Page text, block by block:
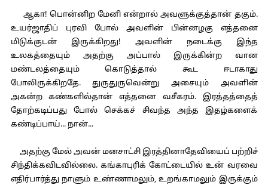
ஆகா! பொன்னிற மேனி என்றால் அவளுக்குத்தான் தகும்.
உயர்ஜாதிப் புரவி போல் அவளின் பின்னழகு எத்தனை
மிடுக்குடன் இருக்கிறது! அவளின் நடைக்கு இந்த
உலகத்தையும் அதற்கு அப்பால் இருக்கின்ற வான
மண்டலத்தையும் கொடுத்தால் கூட ஈடாகாது
போலிருக்கிறதே. துருதுருவென்று அசையும் அவளின்
அகன்ற கண்களில்தான் எத்தனை வசீகரம். இரத்தத்தைத்
தோற்கடிப்பது போல் செக்கச் சிவந்த அந்த இதழ்களைக்
கண்டிப்பாய்... நான்...
அதற்கு மேல் அவன் மனசாட்சி இரத்தினாதேவியைப் பற்றிச்
சிந்திக்கவிடவில்லை. கங்காபுரிக் கோட்டையில் உன் வரவை
எதிர்பார்த்து நாளும் உண்ணாமலும், உறங்காமலும் இருக்கும்